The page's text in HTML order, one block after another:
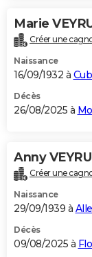
Bricolage
Lifestyle
Culture
Sport
Auto
Television
Voyage
Cinema
Marie
Créer une
Naissance
16/09/1932 à
Décès
26/08/2025 à
Anny
Créer une
Naissance
29/09/1939 à
Décès
09/08/2025 à